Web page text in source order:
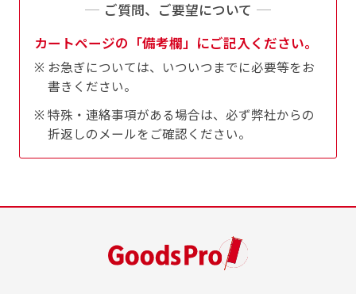
ご質問、ご要望について
カートページの「備考欄」にご記入ください。
お急ぎについては、いついつまでに必要等をお
書きください。
特殊・連絡事項がある場合は、必ず弊社からの
折返しのメールをご確認ください。
ます。（レギュラーのれん縦50cm／レギュラー
スリムのれん縦30cm）お店の入口付近の装飾に
是非！